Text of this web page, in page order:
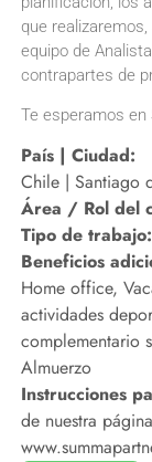
que
equipo de
contrapartes de
Te esperamos en
País | Ciudad:
Chile | Santiago
Área / Rol del
Tipo de trabajo:
Beneficios
Home office,
actividades
complementario
Almuerzo
Instrucciones
de nuestra